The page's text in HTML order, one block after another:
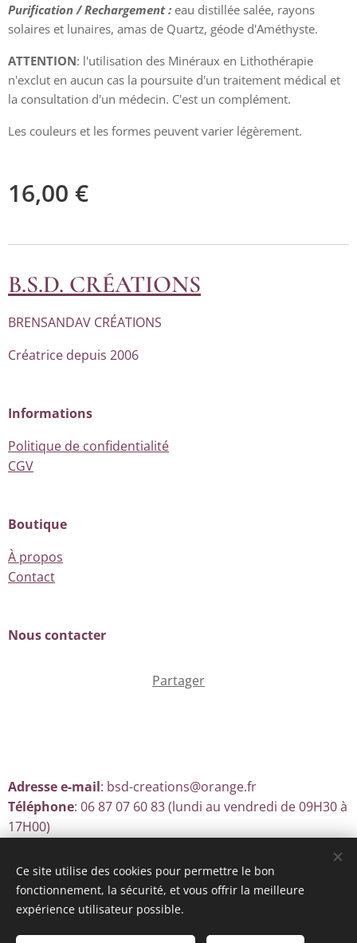
Purification / Rechargement : eau distillée salée, rayons
solaires et lunaires, amas de Quartz, géode d'Améthyste.
ATTENTION: l'utilisation des Minéraux en Lithothérapie
n'exclut en aucun cas la poursuite d'un traitement médical et
la consultation d'un médecin. C'est un complément.
Les couleurs et les formes peuvent varier légèrement.
16,00 €
B.S.D. CRÉATIONS
BRENSANDAV CRÉATIONS
Créatrice depuis 2006
Informations
Politique de confidentialité
CGV
Boutique
À propos
Contact
Nous contacter
Partager
Adresse e-mail: bsd-creations@orange.fr
Téléphone: 06 87 07 60 83 (lundi au vendredi de 09H30 à
17H00)
Optimisé parWebnode Cookies
Ce site utilise des cookies pour permettre le bon
fonctionnement, la sécurité, et vous offrir la meilleure
expérience utilisateur possible.